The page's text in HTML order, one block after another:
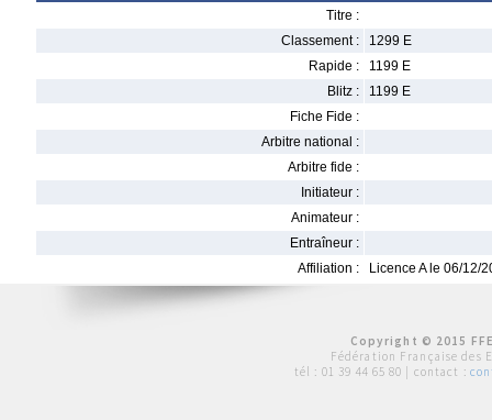
Titre :
Classement :
1299 E
Rapide :
1199 E
Blitz :
1199 E
Fiche Fide :
Arbitre national :
Arbitre fide :
Initiateur :
Animateur :
Entraîneur :
Affiliation :
Licence A le 06/12/
Copyright © 2015
Fédération Française des
tél : 01 39 44 65 80 | contact :